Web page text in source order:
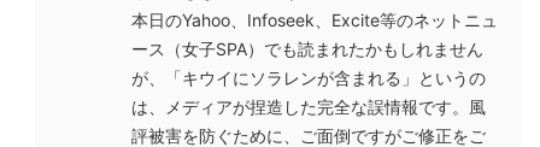
本日のYahoo、Infoseek、Excite等のネットニュ
ース（女子SPA）でも読まれたかもしれません
が、「キウイにソラレンが含まれる」というの
は、メディアが捏造した完全な誤情報です。風
評被害を防ぐために、ご面倒ですがご修正をご